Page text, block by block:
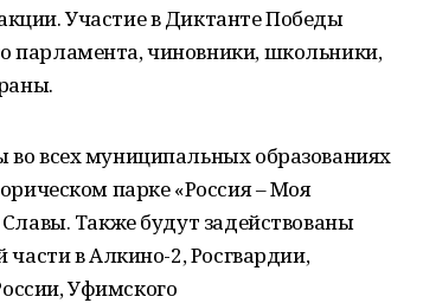
Участие в Диктанте Победы
парламента, чиновники, школьники,
всех муниципальных образованиях
парке «Россия – Моя
Также будут задействованы
части в Алкино-2, Росгвардии,
Уфимского